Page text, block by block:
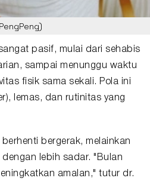
pasif, mulai dari sehabis
sampai menunggu waktu
fisik sama sekali. Pola ini
), lemas, dan rutinitas yang
bergerak, melainkan
lebih sadar. "Bulan
amalan," tutur dr.